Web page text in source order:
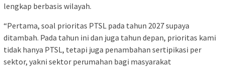
lengkap berbasis wilayah.
“Pertama, soal prioritas PTSL pada tahun 2027 supaya
ditambah. Pada tahun ini dan juga tahun depan, prioritas kami
tidak hanya PTSL, tetapi juga penambahan sertipikasi per
sektor, yakni sektor perumahan bagi masyarakat